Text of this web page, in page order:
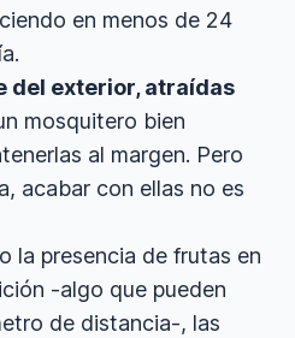
en menos de 24
del exterior, atraídas
mosquitero bien
al margen. Pero
acabar con ellas no es
la presencia de frutas en
-algo que pueden
de distancia-, las